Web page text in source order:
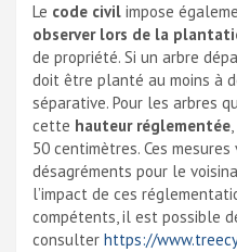
Le code civil impose
observer lors de la
de propriété. Si un arbre
doit être planté au moins à
séparative. Pour les arbres
cette hauteur réglementée
50 centimètres. Ces
désagréments pour le
l’impact de ces
compétents, il est possible
consulter https://